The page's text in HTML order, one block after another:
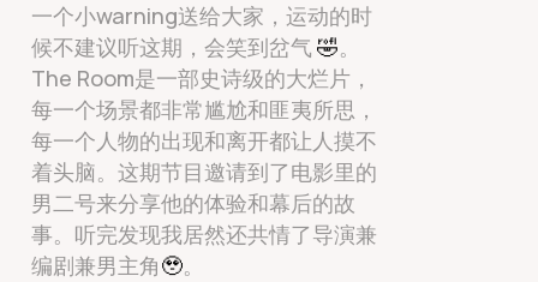
一个小warning送给大家，运动的时
候不建议听这期，会笑到岔气 🤣。
The Room是一部史诗级的大烂片，
每一个场景都非常尴尬和匪夷所思，
每一个人物的出现和离开都让人摸不
着头脑。这期节目邀请到了电影里的
男二号来分享他的体验和幕后的故
事。听完发现我居然还共情了导演兼
编剧兼男主角🥹。